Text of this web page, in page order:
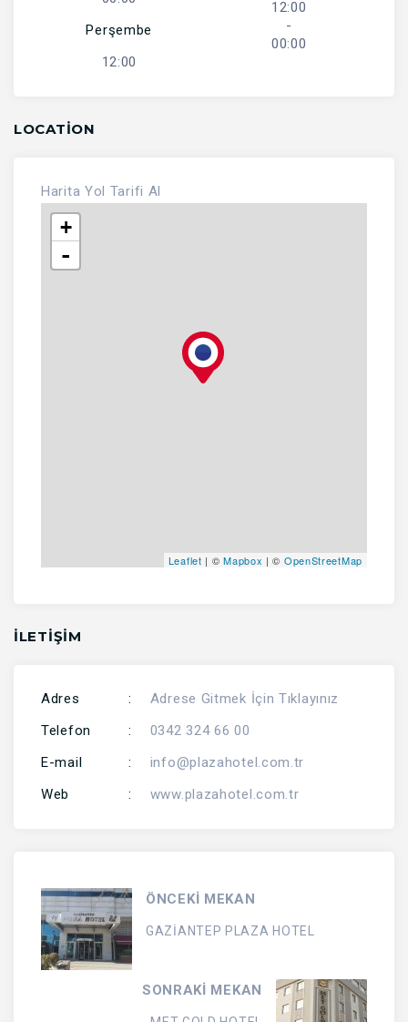
Perşembe
12:00
12:00
-
00:00
LOCATION
Harita Yol Tarifi Al
+
-
Leaflet | ©Mapbox | © OpenStreetMap
İLETİŞİM
Adres :
Adrese Gitmek İçin Tıklayınız
Telefon
:
0342 324 66 00
E-mail
:
info@plazahotel.com.tr
Web
: www.plazahotel.com.tr
ÖNCEKİ MEKAN
GAZİANTEP PLAZA HOTEL
SONRAKİ MEKAN